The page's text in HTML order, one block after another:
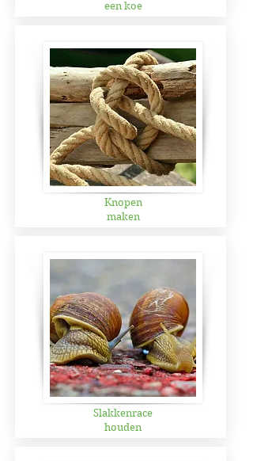
een koe
Knopen
maken
Slakkenrace
houden